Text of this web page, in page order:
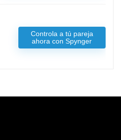
Controla a tú pareja
ahora con Spynger